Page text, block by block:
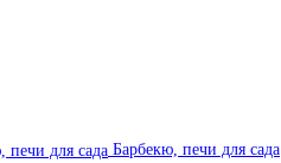
Барбекю, печи для сада